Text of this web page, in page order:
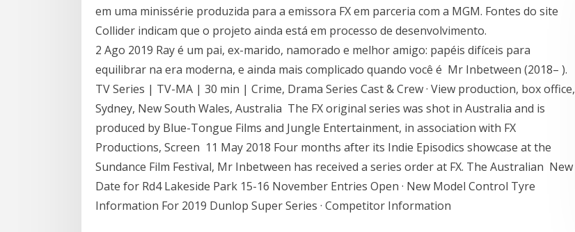
em uma minissérie produzida para a emissora FX em parceria com a MGM. Fontes do site
Collider indicam que o projeto ainda está em processo de desenvolvimento.
2 Ago 2019 Ray é um pai, ex-marido, namorado e melhor amigo: papéis difíceis para
equilibrar na era moderna, e ainda mais complicado quando você é Mr Inbetween (2018– ).
TV Series | TV-MA | 30 min | Crime, Drama Series Cast & Crew · View production, box office,
Sydney, New South Wales, Australia The FX original series was shot in Australia and is
produced by Blue-Tongue Films and Jungle Entertainment, in association with FX
Productions, Screen 11 May 2018 Four months after its Indie Episodics showcase at the
Sundance Film Festival, Mr Inbetween has received a series order at FX. The Australian New
Date for Rd4 Lakeside Park 15-16 November Entries Open · New Model Control Tyre
Information For 2019 Dunlop Super Series · Competitor Information